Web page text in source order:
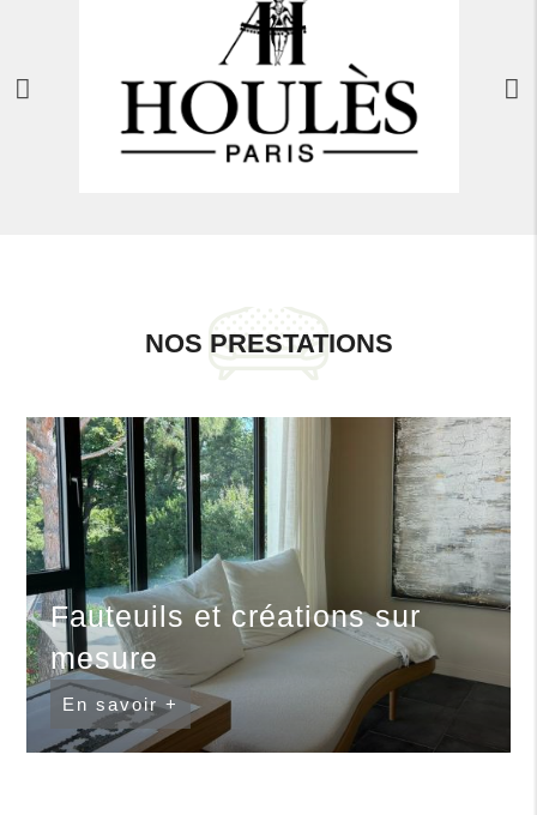
NOS PRESTATIONS
Fauteuils et créations sur
mesure
En savoir +